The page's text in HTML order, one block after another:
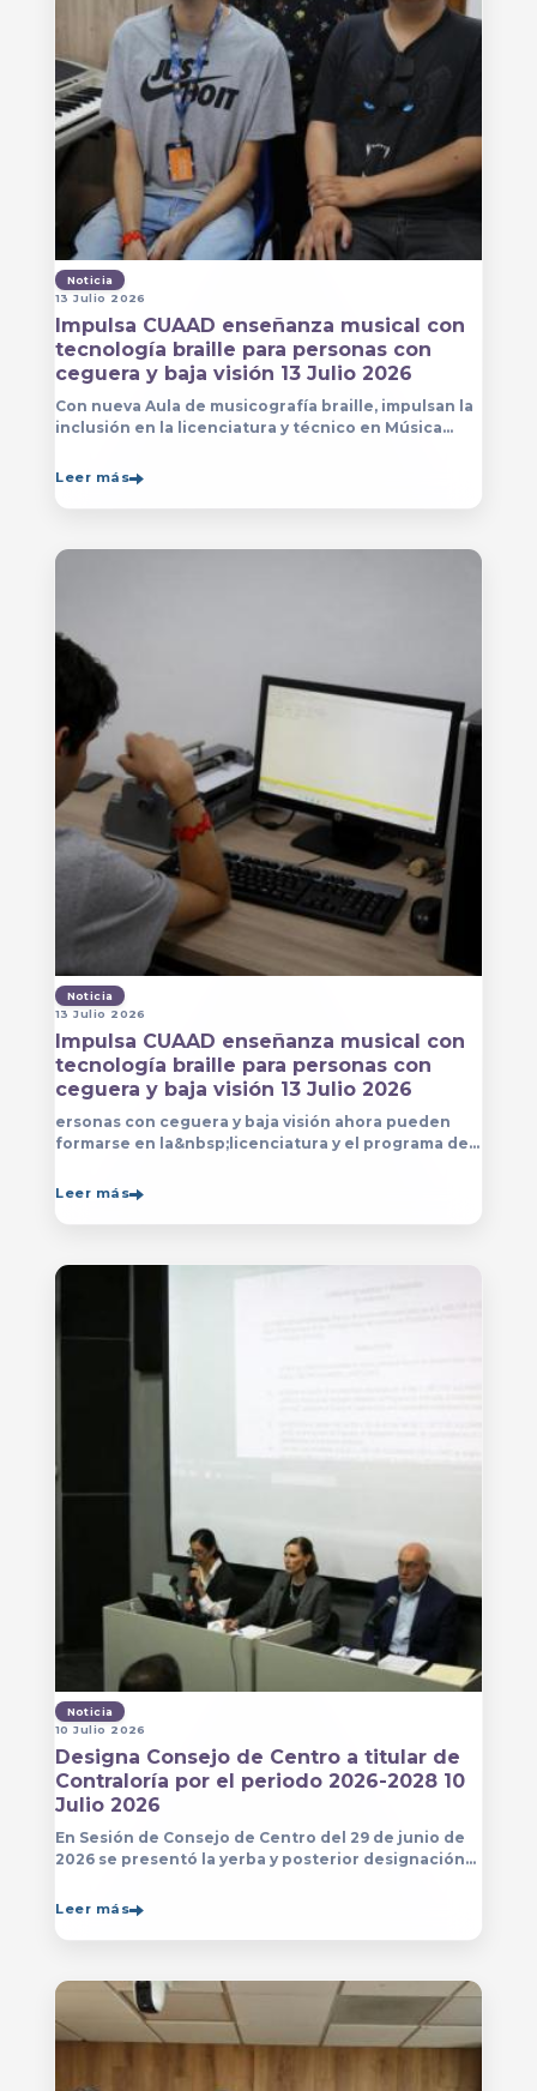
Noticia
13 Julio 2026
Impulsa CUAAD enseñanza musical con
tecnología braille para personas con
ceguera y baja visión 13 Julio 2026
Con nueva Aula de musicografía braille, impulsan la
inclusión en la licenciatura y técnico en Música
formen con mayor autonomía
Leer más
Noticia
13 Julio 2026
Impulsa CUAAD enseñanza musical con
tecnología braille para personas con
ceguera y baja visión 13 Julio 2026
ersonas con ceguera y baja visión ahora pueden
formarse en la&nbsp;licenciatura y el programa de
el&nbsp;
Leer más
Noticia
10 Julio 2026
Designa Consejo de Centro a titular de
Contraloría por el periodo 2026-2028 10
Julio 2026
En Sesión de Consejo de Centro del 29 de junio de
2026 se presentó la yerba y posterior designación
del Centro Universitario de Arte, Arquitectura
Leer más